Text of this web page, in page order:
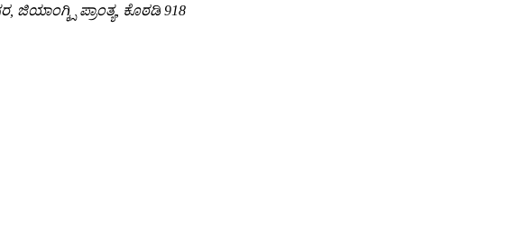
ಜಿಯಾಂಗ್ಕ್ಸಿ ಪ್ರಾಂತ್ಯ, ಕೊಠಡಿ 918